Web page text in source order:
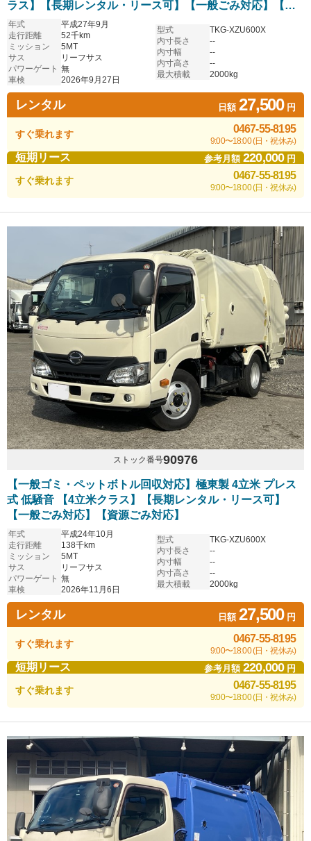
ラス】【長期レンタル・リース可】【一般ごみ対応】【資
源ごみ対応】
年式
平成27年9月
走行距離
52千km
ミッション
5MT
サス
リーフサス
パワーゲート 無
車検
2026年9月27日
型式
TKG-XZU600X
内寸長さ
--
内寸幅
--
内寸高さ
--
最大積載
2000kg
レンタル 日額27,500円
すぐ乗れます 0467-55-8195
9:00〜18:00 (日・祝休み)
短期リース 参考月額220,000円
すぐ乗れます 0467-55-8195
9:00〜18:00 (日・祝休み)
ストック番号90976
【一般ゴミ・ペットボトル回収対応】極東製 4立米 プレス
式 低騒音 【4立米クラス】【長期レンタル・リース可】
【一般ごみ対応】【資源ごみ対応】
年式
平成24年10月
走行距離
138千km
ミッション
5MT
サス
リーフサス
パワーゲート 無
車検
2026年11月6日
型式
TKG-XZU600X
内寸長さ
--
内寸幅
--
内寸高さ
--
最大積載
2000kg
レンタル 日額27,500円
すぐ乗れます 0467-55-8195
9:00〜18:00 (日・祝休み)
短期リース 参考月額220,000円
すぐ乗れます 0467-55-8195
9:00〜18:00 (日・祝休み)